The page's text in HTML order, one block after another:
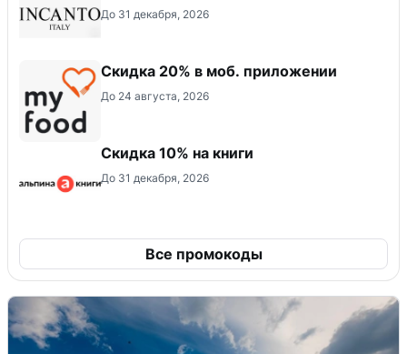
До 31 декабря, 2026
Скидка 20% в моб. приложении
До 24 августа, 2026
Скидка 10% на книги
До 31 декабря, 2026
Все промокоды